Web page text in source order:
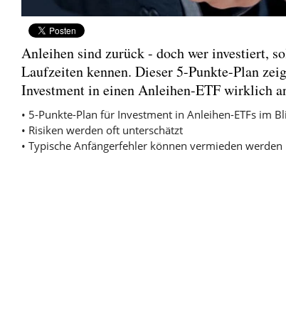
Anleihen sind zurück - doch wer investiert,
Laufzeiten kennen. Dieser 5-Punkte-Plan
Investment in einen Anleihen-ETF wirklich
• 5-Punkte-Plan für Investment in Anleihen-ETFs im
• Risiken werden oft unterschätzt
• Typische Anfängerfehler können vermieden werden